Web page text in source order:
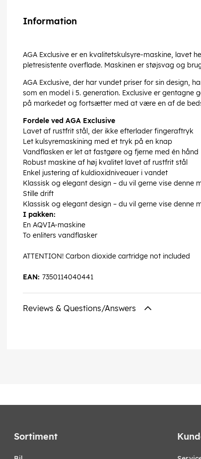
Information
AGA Exclusive er en kvalitetskulsyre-maskine,
pletresistente overflade. Maskinen er støjsvag og
AGA Exclusive, der har vundet priser for sin design,
som en model i 5. generation. Exclusive er
på markedet og fortsætter med at være en af de
Fordele ved AGA Exclusive
Lavet af rustfrit stål, der ikke efterlader fingeraftryk
Let kulsyremaskining med et tryk på en knap
Vandflasken er let at fastgøre og fjerne med én hånd
Robust maskine af høj kvalitet lavet af rustfrit stål
Enkel justering af kuldioxidniveauer i vandet
Klassisk og elegant design – du vil gerne vise denne
Stille drift
Klassisk og elegant design – du vil gerne vise denne
I pakken:
En AQVIA-maskine
To enliters vandflasker
ATTENTION! Carbon dioxide cartridge not included
7350114040441
EAN:
Reviews & Questions/Answers
Sortiment